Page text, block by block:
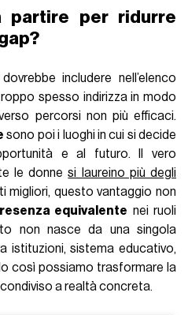
partire per ridurre
includere nell’elenco
spesso indirizza in modo
percorsi non più efficaci.
sono poi i luoghi in cui si decide
e al futuro. Il vero
le donnesi laureino più degli
migliori, questo vantaggio non
equivalente nei ruoli
non nasce da una singola
istituzioni, sistema educativo,
così possiamo trasformare la
a realtà concreta.